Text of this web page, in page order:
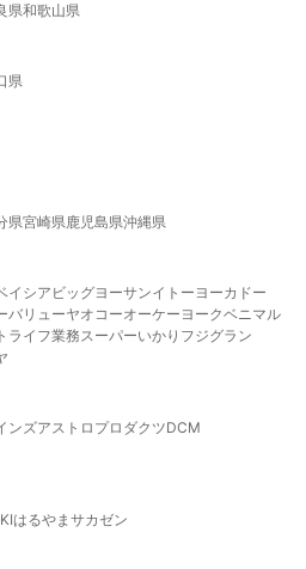
県和歌山県
県
県宮崎県鹿児島県沖縄県
イシア ビッグヨーサンイトーヨーカドー
バリューヤオコーオーケー ヨークベニマル
ライフ業務スーパーいかり フジグラン
ンズアストロプロダクツDCM
はるやま サカゼン